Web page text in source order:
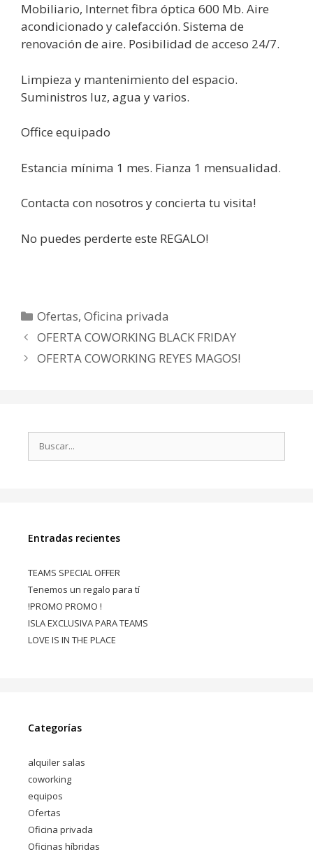
Mobiliario, Internet fibra óptica 600 Mb. Aire
acondicionado y calefacción. Sistema de
renovación de aire. Posibilidad de acceso 24/7.
Limpieza y mantenimiento del espacio.
Suministros luz, agua y varios.
Office equipado
Estancia mínima 1 mes. Fianza 1 mensualidad.
Contacta con nosotros y concierta tu visita!
No puedes perderte este REGALO!
Ofertas,Oficina privada
OFERTA COWORKING BLACK FRIDAY
OFERTA COWORKING REYES MAGOS!
Entradas recientes
TEAMS SPECIAL OFFER
Tenemos un regalo para tí
!PROMO PROMO !
ISLA EXCLUSIVA PARA TEAMS
LOVE IS IN THE PLACE
Categorías
alquiler salas
coworking
equipos
Ofertas
Oficina privada
Oficinas híbridas